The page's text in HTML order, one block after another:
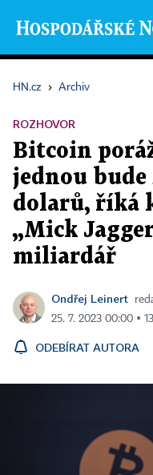
HN.cz › Archiv
ROZHOVOR
Bitcoin
jednou
dolarů, říká
„Mick
miliardář
Ondřej Leinert
25. 7. 2023 00:00 ▪
ODEBÍRAT AUTORA